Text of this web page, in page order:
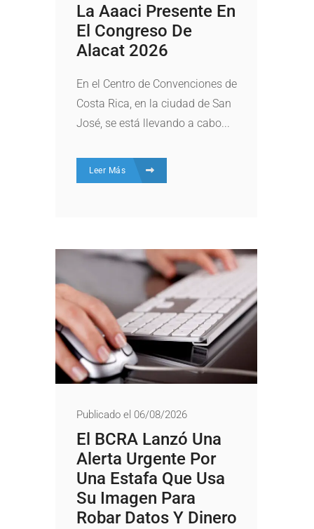
La Aaaci Presente En
El Congreso De
Alacat 2026
En el Centro de Convenciones de
Costa Rica, en la ciudad de San
José, se está llevando a cabo...
Leer Más
Publicado el 06/08/2026
El BCRA Lanzó Una
Alerta Urgente Por
Una Estafa Que Usa
Su Imagen Para
Robar Datos Y Dinero